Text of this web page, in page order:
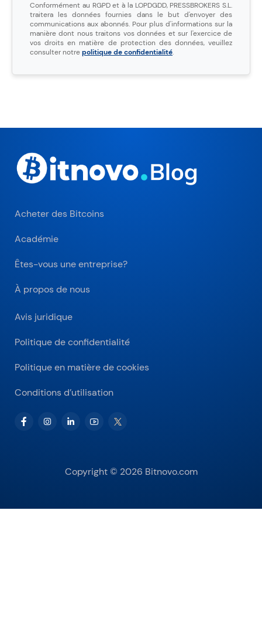
Conformément au RGPD et à la LOPDGDD, PRESSBROKERS S.L.
traitera les données fournies dans le but d'envoyer des
communications aux abonnés. Pour plus d'informations sur la
manière dont nous traitons vos données et sur l'exercice de
vos droits en matière de protection des données, veuillez
consulter notrepolitique de confidentialité.
Acheter des Bitcoins
Académie
Êtes-vous une entreprise?
À propos de nous
Avis juridique
Politique de confidentialité
Politique en matière de cookies
Conditions d’utilisation
Copyright © 2026 Bitnovo.com